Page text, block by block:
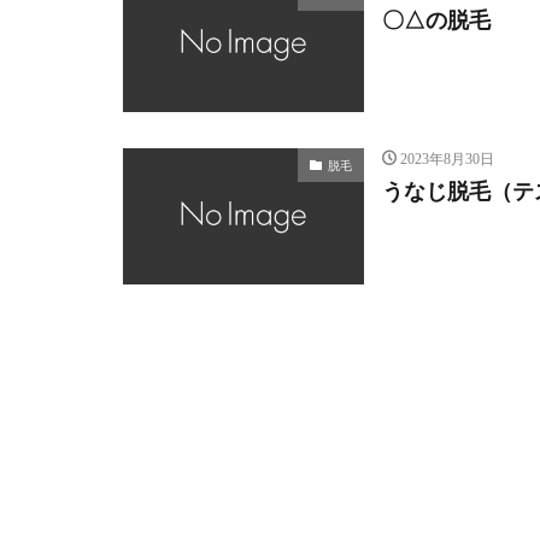
〇△の脱毛
脱毛 2023年8月30日
うなじ脱毛（テ